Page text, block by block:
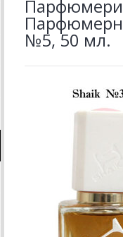
№5, 50 мл.